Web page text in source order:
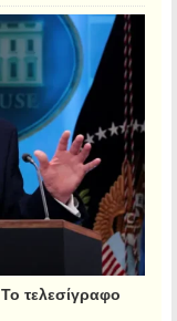
τελεσίγραφο